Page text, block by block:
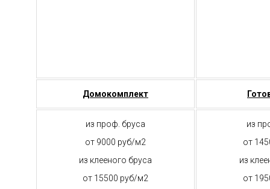
Домокомплект
из проф. бруса
от 9000 руб/м2
из клееного бруса
от 15500 руб/м2
из
от
из
от